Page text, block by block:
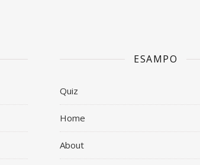
ESAMPO
Quiz
Home
About